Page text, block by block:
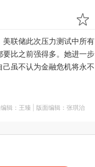
联储此次压力测试中所有
比之前强得多。她进一步
虽不认为金融危机将永不
辑：王臻 | 版面编辑：张琪治